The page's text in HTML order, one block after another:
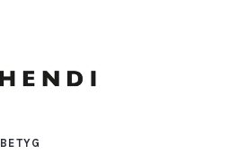
BETYG